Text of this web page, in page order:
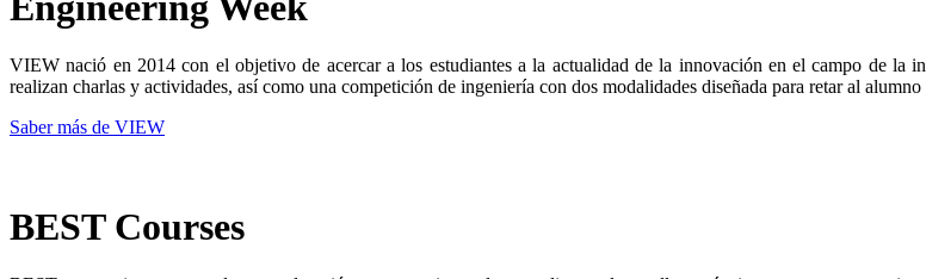
VIEW nació en 2014 con el objetivo de acercar a los estudiantes a la actualidad de la innovación en el campo de la
realizan charlas y actividades, así como una competición de ingeniería con dos modalidades diseñada para retar al
Saber más de VIEW
BEST Courses